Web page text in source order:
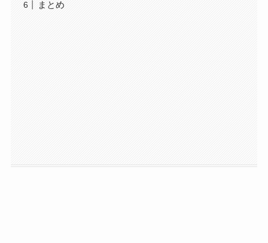
まとめ